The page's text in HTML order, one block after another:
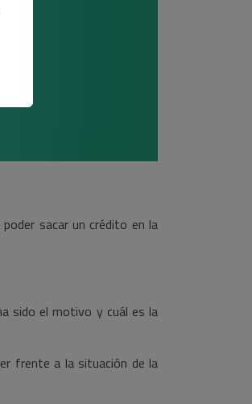
sacar un crédito en la
sido el motivo y cuál es la
frente a la situación de la